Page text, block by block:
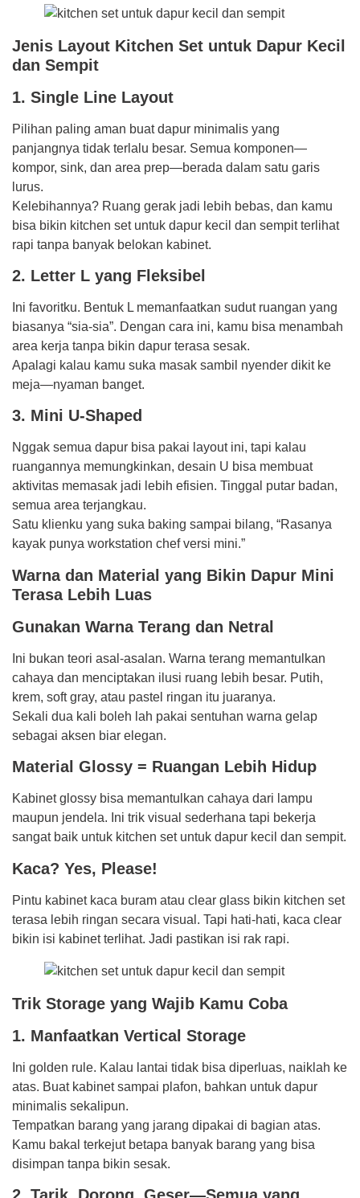
Jenis Layout Kitchen Set untuk Dapur Kecil
dan Sempit
1. Single Line Layout
Pilihan paling aman buat dapur minimalis yang
panjangnya tidak terlalu besar. Semua komponen—
kompor, sink, dan area prep—berada dalam satu garis
lurus.
Kelebihannya? Ruang gerak jadi lebih bebas, dan kamu
bisa bikin kitchen set untuk dapur kecil dan sempit terlihat
rapi tanpa banyak belokan kabinet.
2. Letter L yang Fleksibel
Ini favoritku. Bentuk L memanfaatkan sudut ruangan yang
biasanya “sia-sia”. Dengan cara ini, kamu bisa menambah
area kerja tanpa bikin dapur terasa sesak.
Apalagi kalau kamu suka masak sambil nyender dikit ke
meja—nyaman banget.
3. Mini U-Shaped
Nggak semua dapur bisa pakai layout ini, tapi kalau
ruangannya memungkinkan, desain U bisa membuat
aktivitas memasak jadi lebih efisien. Tinggal putar badan,
semua area terjangkau.
Satu klienku yang suka baking sampai bilang, “Rasanya
kayak punya workstation chef versi mini.”
Warna dan Material yang Bikin Dapur Mini
Terasa Lebih Luas
Gunakan Warna Terang dan Netral
Ini bukan teori asal-asalan. Warna terang memantulkan
cahaya dan menciptakan ilusi ruang lebih besar. Putih,
krem, soft gray, atau pastel ringan itu juaranya.
Sekali dua kali boleh lah pakai sentuhan warna gelap
sebagai aksen biar elegan.
Material Glossy = Ruangan Lebih Hidup
Kabinet glossy bisa memantulkan cahaya dari lampu
maupun jendela. Ini trik visual sederhana tapi bekerja
sangat baik untuk kitchen set untuk dapur kecil dan sempit.
Kaca? Yes, Please!
Pintu kabinet kaca buram atau clear glass bikin kitchen set
terasa lebih ringan secara visual. Tapi hati-hati, kaca clear
bikin isi kabinet terlihat. Jadi pastikan isi rak rapi.
Trik Storage yang Wajib Kamu Coba
1. Manfaatkan Vertical Storage
Ini golden rule. Kalau lantai tidak bisa diperluas, naiklah ke
atas. Buat kabinet sampai plafon, bahkan untuk dapur
minimalis sekalipun.
Tempatkan barang yang jarang dipakai di bagian atas.
Kamu bakal terkejut betapa banyak barang yang bisa
disimpan tanpa bikin sesak.